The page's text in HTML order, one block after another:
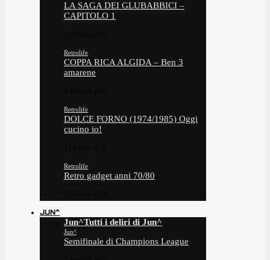
LA SAGA DEI GLUBABBICI –
CAPITOLO 1
Retrolife
COPPA RICA ALGIDA – Ben 3
amarene
Retrolife
DOLCE FORNO (1974/1985) Oggi
cucino io!
Retrolife
Retro gadget anni 70/80
JUN^
Jun^Tutti i deliri di Jun^
Jun^
Semifinale di Champions League